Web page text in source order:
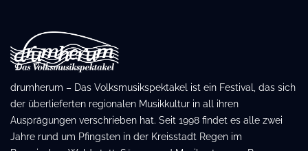
drumherum – Das Volksmusikspektakel ist ein Festival, das sich
der überlieferten regionalen Musikkultur in all ihren
Ausprägungen verschrieben hat. Seit 1998 findet es alle zwei
Jahre rund um Pfingsten in der Kreisstadt Regen im